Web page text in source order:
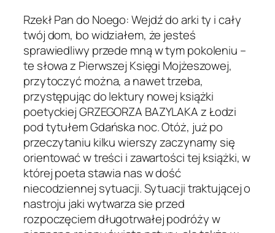
Rzekł Pan do Noego: Wejdź do arki ty i cały
twój dom, bo widziałem, że jesteś
sprawiedliwy przede mną w tym pokoleniu –
te słowa z Pierwszej Księgi Mojżeszowej,
przytoczyć można, a nawet trzeba,
przystępując do lektury nowej książki
poetyckiej GRZEGORZA BAZYLAKA z Łodzi
pod tytułem Gdańska noc. Otóż, już po
przeczytaniu kilku wierszy zaczynamy się
orientować w treści i zawartości tej książki, w
której poeta stawia nas w dość
niecodziennej sytuacji. Sytuacji traktującej o
nastroju jaki wytwarza sie przed
rozpoczęciem długotrwałej podróży w